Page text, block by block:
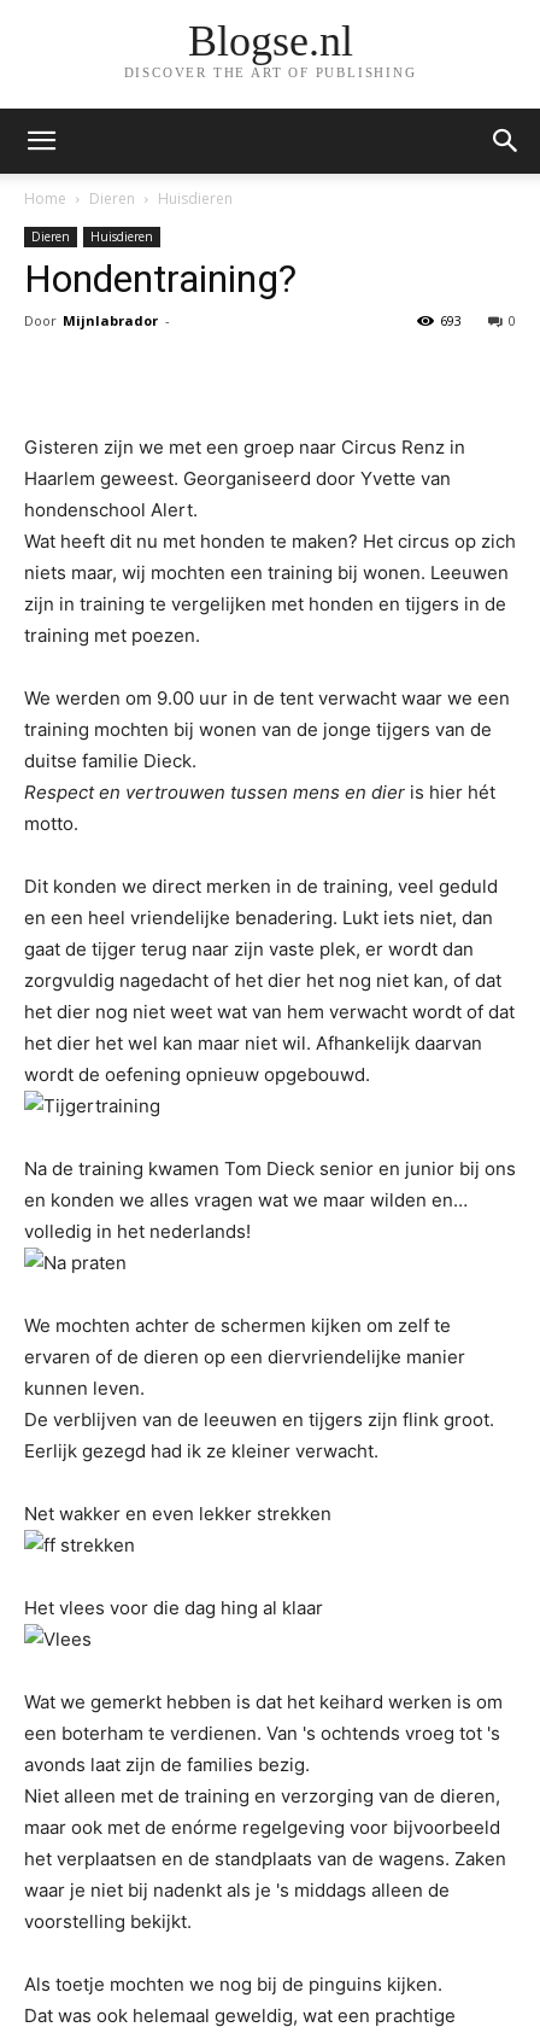
Blogse.nl
DISCOVER THE ART OF PUBLISHING
Home Dieren Huisdieren
Dieren Huisdieren
Hondentraining?
Door Mijnlabrador - 0
693
Gisteren zijn we met een groep naar Circus Renz in
Haarlem geweest. Georganiseerd door Yvette van
hondenschool Alert.
Wat heeft dit nu met honden te maken? Het circus op zich
niets maar, wij mochten een training bij wonen. Leeuwen
zijn in training te vergelijken met honden en tijgers in de
training met poezen.
We werden om 9.00 uur in de tent verwacht waar we een
training mochten bij wonen van de jonge tijgers van de
duitse familie Dieck.
Respect en vertrouwen tussen mens en dier is hier hét
motto.
Dit konden we direct merken in de training, veel geduld
en een heel vriendelijke benadering. Lukt iets niet, dan
gaat de tijger terug naar zijn vaste plek, er wordt dan
zorgvuldig nagedacht of het dier het nog niet kan, of dat
het dier nog niet weet wat van hem verwacht wordt of dat
het dier het wel kan maar niet wil. Afhankelijk daarvan
wordt de oefening opnieuw opgebouwd.
Na de training kwamen Tom Dieck senior en junior bij ons
en konden we alles vragen wat we maar wilden en…
volledig in het nederlands!
We mochten achter de schermen kijken om zelf te
ervaren of de dieren op een diervriendelijke manier
kunnen leven.
De verblijven van de leeuwen en tijgers zijn flink groot.
Eerlijk gezegd had ik ze kleiner verwacht.
Net wakker en even lekker strekken
Het vlees voor die dag hing al klaar
Wat we gemerkt hebben is dat het keihard werken is om
een boterham te verdienen. Van 's ochtends vroeg tot 's
avonds laat zijn de families bezig.
Niet alleen met de training en verzorging van de dieren,
maar ook met de enórme regelgeving voor bijvoorbeeld
het verplaatsen en de standplaats van de wagens. Zaken
waar je niet bij nadenkt als je 's middags alleen de
voorstelling bekijkt.
Als toetje mochten we nog bij de pinguins kijken.
Dat was ook helemaal geweldig, wat een prachtige